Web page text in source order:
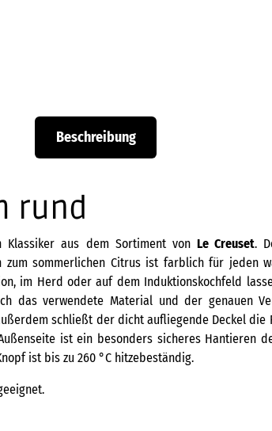
Beschreibung
rund
aus dem Sortiment von Le Creuset.
zum sommerlichen Citrus ist farblich für jeden
im Herd oder auf dem Induktionskochfeld
das verwendete Material und der genauen
schließt der dicht aufliegende Deckel
ist ein besonders sicheres Hantieren
ist bis zu 260 °C hitzebeständig.